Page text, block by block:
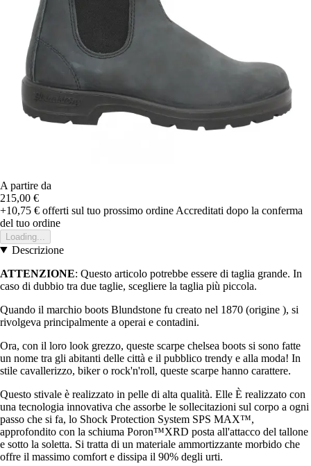
A partire da
215,00 €
+10,75 € offerti sul tuo prossimo ordine Accreditati dopo la conferma
del tuo ordine
Loading...
Descrizione
ATTENZIONE: Questo articolo potrebbe essere di taglia grande. In
caso di dubbio tra due taglie, scegliere la taglia più piccola.
Quando il marchio boots Blundstone fu creato nel 1870 (origine ), si
rivolgeva principalmente a operai e contadini.
Ora, con il loro look grezzo, queste scarpe chelsea boots si sono fatte
un nome tra gli abitanti delle città e il pubblico trendy e alla moda! In
stile cavallerizzo, biker o rock'n'roll, queste scarpe hanno carattere.
Questo stivale è realizzato in pelle di alta qualità. Elle È realizzato con
una tecnologia innovativa che assorbe le sollecitazioni sul corpo a ogni
passo che si fa, lo Shock Protection System SPS MAX™,
approfondito con la schiuma Poron™XRD posta all'attacco del tallone
e sotto la soletta. Si tratta di un materiale ammortizzante morbido che
offre il massimo comfort e dissipa il 90% degli urti.